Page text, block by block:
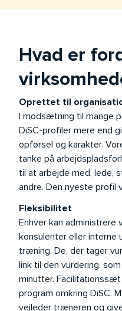
Hvad er
Oprettet til
I modsætning til mange
DiSC-profiler mere end
opførsel og karakter.
tanke på
til at arbejde med, lede,
andre. Den nyeste profil
Fleksibilitet
Enhver kan administrere
konsulenter eller interne
træning. De, der tager
link til den vurdering,
minutter.
program omkring DiSC.
vejleder træneren og